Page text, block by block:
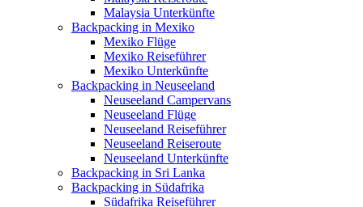
Malaysia Unterkünfte
Backpacking in Mexiko
Mexiko Flüge
Mexiko Reiseführer
Mexiko Unterkünfte
Backpacking in Neuseeland
Neuseeland Campervans
Neuseeland Flüge
Neuseeland Reiseführer
Neuseeland Reiseroute
Neuseeland Unterkünfte
Backpacking in Sri Lanka
Backpacking in Südafrika
Südafrika Reiseführer